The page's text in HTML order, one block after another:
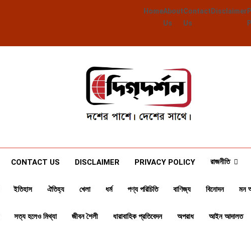
HomeAbout
Us
Contact
Us
Disclaimer
Deegdarshan
CONTACT US DISCLAIMER PRIVACY POLICY রাজনীতি
ইতিহাস ঐতিহ্য খেলা ধর্ম পণ্য পরিচিতি বাণিজ্য বিনোদন মন
সত্য হলেও মিথ্যা জীবন শৈলী ধারাবাহিক প্রতিবেদন অপরাধ আইন আদালত